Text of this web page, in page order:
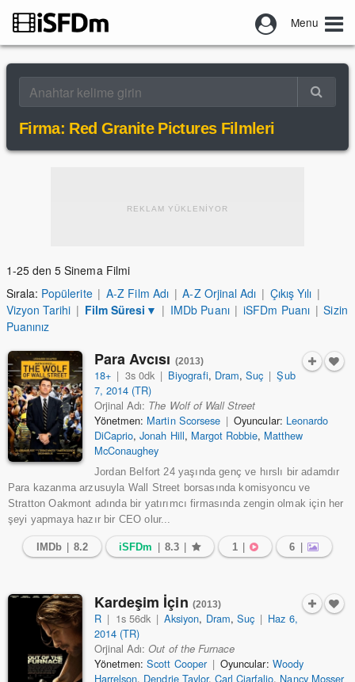
Menu
Firma: Red Granite Pictures Filmleri
REKLAM YÜKLENİYOR
1-25 den 5 Sinema Filmi
Sırala: Popülerite | A-Z Film Adı | A-Z Orjinal Adı | Çıkış Yılı |
Vizyon Tarihi | Film Süresi ▼ | IMDb Puanı | iSFDm Puanı | Sizin
Puanınız
Para Avcısı (2013)
18+ | 3s 0dk | Biyografi, Dram, Suç | Şub
7, 2014 (TR)
Orjinal Adı: The Wolf of Wall Street
Yönetmen: Martin Scorsese | Oyuncular: Leonardo
DiCaprio,Jonah Hill, Margot Robbie, Matthew
McConaughey
Jordan Belfort 24 yaşında genç ve hırslı bir adamdır
Para kazanma arzusuyla Wall Street borsasında komisyoncu ve
Stratton Oakmont adında bir yatırımcı firmasında zengin olmak için her
şeyi yapmaya hazır bir CEO olur...
IMDb 8.2 iSFDm 8.3 1 6
Kardeşim İçin (2013)
R | 1s 56dk | Aksiyon, Dram, Suç | Haz 6,
2014 (TR)
Orjinal Adı:Out of the Furnace
Yönetmen: Scott Cooper | Oyuncular: Woody
Harrelson, Dendrie Taylor, Carl Ciarfalio, Nancy Mosser